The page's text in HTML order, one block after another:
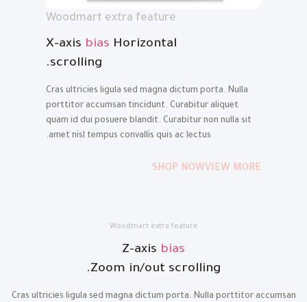
Woodmart extra feature
X-axis bias Horizontal
scrolling.
Cras ultricies ligula sed magna dictum porta. Nulla
porttitor accumsan tincidunt. Curabitur aliquet
quam id dui posuere blandit. Curabitur non nulla sit
amet nisl tempus convallis quis ac lectus.
VIEW MORE
SHOP NOW
Woodmart extra feature
Z-axis bias
Zoom in/out scrolling.
Cras ultricies ligula sed magna dictum porta. Nulla porttitor accumsan